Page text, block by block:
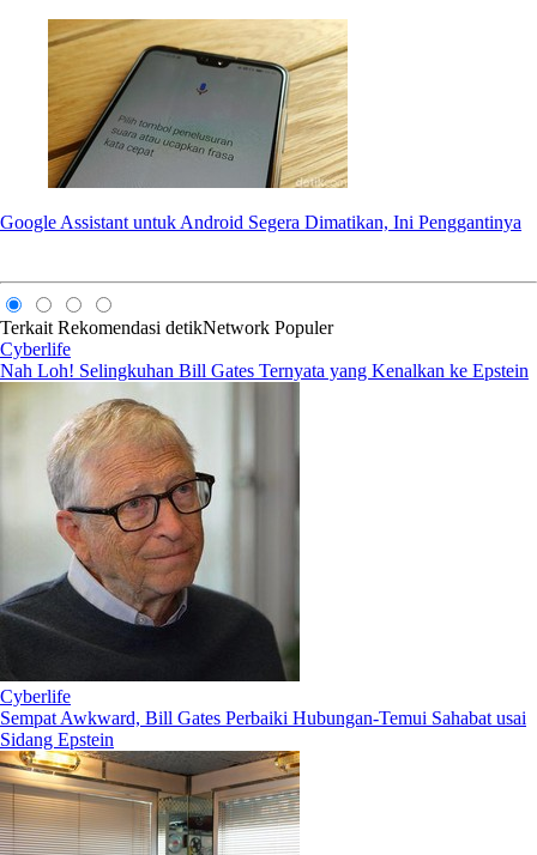
Google Assistant untuk Android Segera Dimatikan, Ini Penggantinya
Terkait Rekomendasi detikNetwork Populer
Cyberlife
Nah Loh! Selingkuhan Bill Gates Ternyata yang Kenalkan ke Epstein
Cyberlife
Sempat Awkward, Bill Gates Perbaiki Hubungan-Temui Sahabat usai
Sidang Epstein